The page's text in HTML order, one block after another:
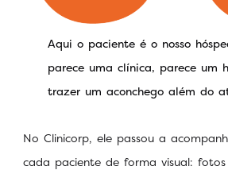
Aqui o paciente é o nosso
parece uma clínica, parece um
trazer um aconchego além do
No Clinicorp, ele passou a
cada paciente de forma visual: